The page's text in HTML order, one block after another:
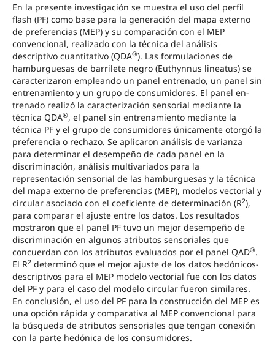
En la presente investigación se muestra el uso del perfil
flash (PF) como base para la generación del mapa externo
de preferencias (MEP) y su comparación con el MEP
convencional, realizado con la técnica del análisis
descriptivo cuantitativo (QDA®). Las formulaciones de
hamburguesas de barrilete negro (Euthynnus lineatus) se
caracterizaron empleando un panel entrenado, un panel sin
entrenamiento y un grupo de consumidores. El panel en-
trenado realizó la caracterización sensorial mediante la
técnica QDA®, el panel sin entrenamiento mediante la
técnica PF y el grupo de consumidores únicamente otorgó la
preferencia o rechazo. Se aplicaron análisis de varianza
para determinar el desempeño de cada panel en la
discriminación, análisis multivariados para la
representación sensorial de las hamburguesas y la técnica
del mapa externo de preferencias (MEP), modelos vectorial y
circular asociado con el coeficiente de determinación (R2),
para comparar el ajuste entre los datos. Los resultados
mostraron que el panel PF tuvo un mejor desempeño de
discriminación en algunos atributos sensoriales que
concuerdan con los atributos evaluados por el panel QAD®.
El R2determinó que el mejor ajuste de los datos hedónicos-
descriptivos para el MEP modelo vectorial fue con los datos
del PF y para el caso del modelo circular fueron similares.
En conclusión, el uso del PF para la construcción del MEP es
una opción rápida y comparativa al MEP convencional para
la búsqueda de atributos sensoriales que tengan conexión
con la parte hedónica de los consumidores.